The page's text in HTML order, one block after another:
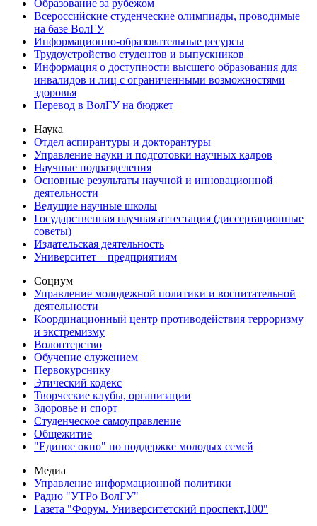
Образование за рубежом
Всероссийские студенческие олимпиады, проводимые
на базе ВолГУ
Информационно-образовательные ресурсы
Трудоустройство студентов и выпускников
Информация о доступности высшего образования для
инвалидов и лиц с ограниченными возможностями
здоровья
Перевод в ВолГУ на бюджет
Наука
Отдел аспирантуры и докторантуры
Управление науки и подготовки научных кадров
Научные подразделения
Основные результаты научной и инновационной
деятельности
Ведущие научные школы
Государственная научная аттестация (диссертационные
советы)
Издательская деятельность
Университет – предприятиям
Социум
Управление молодежной политики и воспитательной
деятельности
Координационный центр противодействия терроризму
и экстремизму
Волонтерство
Обучение служением
Первокурснику
Этический кодекс
Творческие клубы, организации
Здоровье и спорт
Студенческое самоуправление
Общежитие
"Единое окно" по поддержке молодых семей
Медиа
Управление информационной политики
Радио "УТРо ВолГУ"
Газета "Форум. Университетский проспект,100"